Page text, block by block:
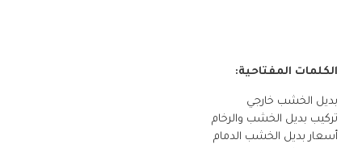
الكلمات المفتاحية:
بديل الخشب خارجي
تركيب بديل الخشب والرخام
أسعار بديل الخشب الدمام